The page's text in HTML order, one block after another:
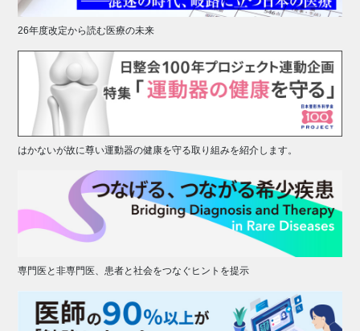
26年度改定から読む医療の未来
はかないが故に尊い運動器の健康を守る取り組みを紹介します。
専門医と非専門医、患者と社会をつなぐヒントを提示